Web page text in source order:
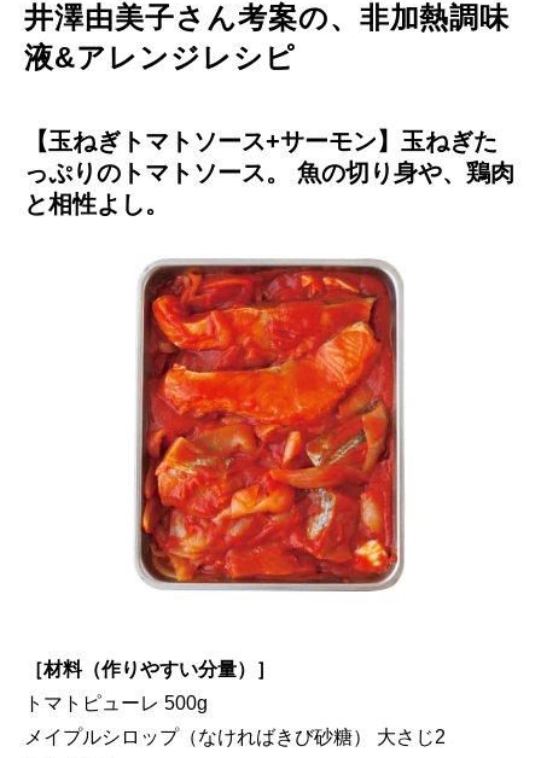
井澤由美子さん考案の、非加熱調味
液&アレンジレシピ
【玉ねぎトマトソース+サーモン】玉ねぎた
っぷりのトマトソース。 魚の切り身や、鶏肉
と相性よし。
［材料（作りやすい分量）］
トマトピューレ 500g
メイプルシロップ（なければきび砂糖） 大さじ2